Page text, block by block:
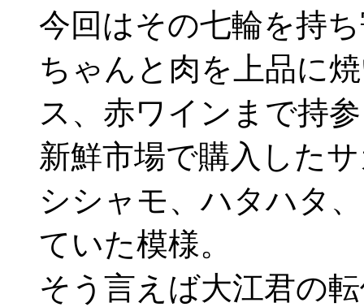
今回はその七輪を持
ちゃんと肉を上品に
ス、赤ワインまで持
新鮮市場で購入した
シシャモ、ハタハタ
ていた模様。
そう言えば大江君の